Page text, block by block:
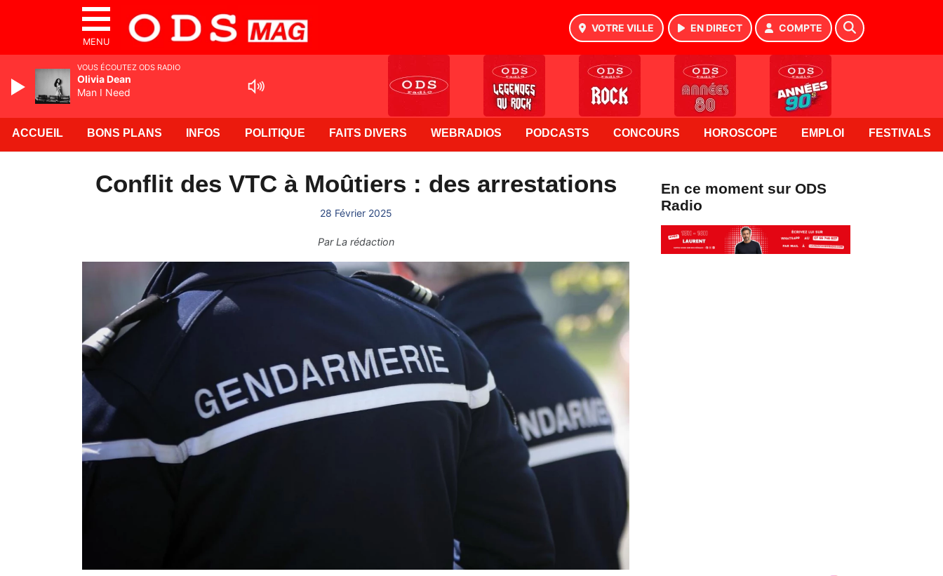
MENU
VOTRE VILLE EN DIRECT COMPTE
ACCUEIL BONS PLANS INFOS POLITIQUE FAITS DIVERS WEBRADIOS PODCASTS CONCOURS HOROSCOPE EMPLOI FESTIVALS
Conflit des VTC à Moûtiers : des arrestations
28 Février 2025
ParLa rédaction
En ce moment sur ODS
Radio
VOUS ÉCOUTEZ ODS RADIO
Olivia Dean
Man I Need